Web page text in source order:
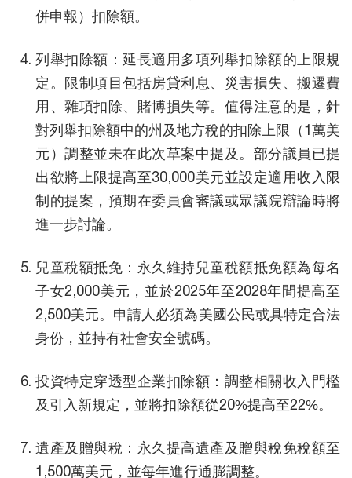
併申報）扣除額。
列舉扣除額：延長適用多項列舉扣除額的上限規
定。限制項目包括房貸利息、災害損失、搬遷費
用、雜項扣除、賭博損失等。值得注意的是，針
對列舉扣除額中的州及地方稅的扣除上限（1萬美
元）調整並未在此次草案中提及。部分議員已提
出欲將上限提高至30,000美元並設定適用收入限
制的提案，預期在委員會審議或眾議院辯論時將
進一步討論。
兒童稅額抵免：永久維持兒童稅額抵免額為每名
子女2,000美元，並於2025年至2028年間提高至
2,500美元。申請人必須為美國公民或具特定合法
身份，並持有社會安全號碼。
投資特定穿透型企業扣除額：調整相關收入門檻
及引入新規定，並將扣除額從20%提高至22%。
遺產及贈與稅：永久提高遺產及贈與稅免稅額至
1,500萬美元，並每年進行通膨調整。